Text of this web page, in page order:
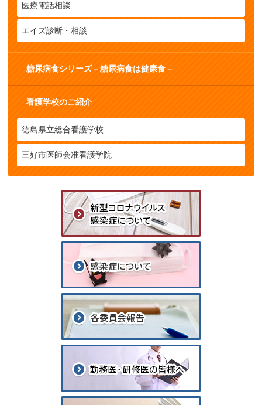
医療電話相談
エイズ診断・相談
糖尿病食シリーズ－糖尿病食は健康食－
看護学校のご紹介
徳島県立総合看護学校
三好市医師会准看護学院